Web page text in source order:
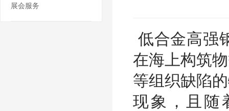
展会服务
低合金高强
在海上构筑
等组织缺陷
现象，且随